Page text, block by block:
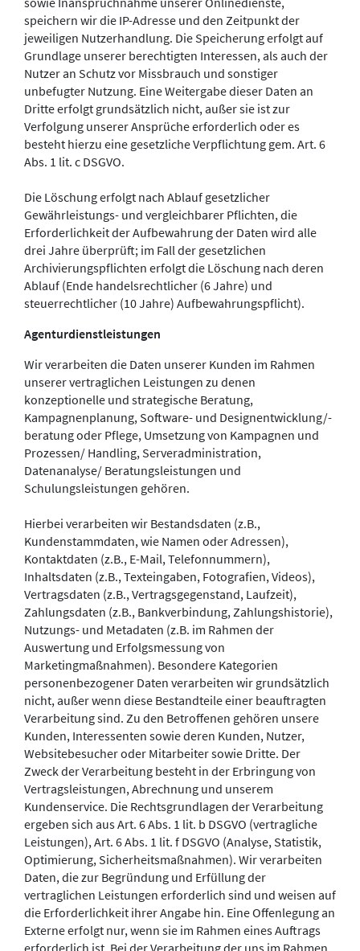
speichern wir die IP-Adresse und den Zeitpunkt der
jeweiligen Nutzerhandlung. Die Speicherung erfolgt auf
Grundlage unserer berechtigten Interessen, als auch der
Nutzer an Schutz vor Missbrauch und sonstiger
unbefugter Nutzung. Eine Weitergabe dieser Daten an
Dritte erfolgt grundsätzlich nicht, außer sie ist zur
Verfolgung unserer Ansprüche erforderlich oder es
besteht hierzu eine gesetzliche Verpflichtung gem. Art. 6
Abs. 1 lit. c DSGVO.
Die Löschung erfolgt nach Ablauf gesetzlicher
Gewährleistungs- und vergleichbarer Pflichten, die
Erforderlichkeit der Aufbewahrung der Daten wird alle
drei Jahre überprüft; im Fall der gesetzlichen
Archivierungspflichten erfolgt die Löschung nach deren
Ablauf (Ende handelsrechtlicher (6 Jahre) und
steuerrechtlicher (10 Jahre) Aufbewahrungspflicht).
Agenturdienstleistungen
Wir verarbeiten die Daten unserer Kunden im Rahmen
unserer vertraglichen Leistungen zu denen
konzeptionelle und strategische Beratung,
Kampagnenplanung, Software- und Designentwicklung/-
beratung oder Pflege, Umsetzung von Kampagnen und
Prozessen/ Handling, Serveradministration,
Datenanalyse/ Beratungsleistungen und
Schulungsleistungen gehören.
Hierbei verarbeiten wir Bestandsdaten (z.B.,
Kundenstammdaten, wie Namen oder Adressen),
Kontaktdaten (z.B., E-Mail, Telefonnummern),
Inhaltsdaten (z.B., Texteingaben, Fotografien, Videos),
Vertragsdaten (z.B., Vertragsgegenstand, Laufzeit),
Zahlungsdaten (z.B., Bankverbindung, Zahlungshistorie),
Nutzungs- und Metadaten (z.B. im Rahmen der
Auswertung und Erfolgsmessung von
Marketingmaßnahmen). Besondere Kategorien
personenbezogener Daten verarbeiten wir grundsätzlich
nicht, außer wenn diese Bestandteile einer beauftragten
Verarbeitung sind. Zu den Betroffenen gehören unsere
Kunden, Interessenten sowie deren Kunden, Nutzer,
Websitebesucher oder Mitarbeiter sowie Dritte. Der
Zweck der Verarbeitung besteht in der Erbringung von
Vertragsleistungen, Abrechnung und unserem
Kundenservice. Die Rechtsgrundlagen der Verarbeitung
ergeben sich aus Art. 6 Abs. 1 lit. b DSGVO (vertragliche
Leistungen), Art. 6 Abs. 1 lit. f DSGVO (Analyse, Statistik,
Optimierung, Sicherheitsmaßnahmen). Wir verarbeiten
Daten, die zur Begründung und Erfüllung der
vertraglichen Leistungen erforderlich sind und weisen auf
die Erforderlichkeit ihrer Angabe hin. Eine Offenlegung an
Externe erfolgt nur, wenn sie im Rahmen eines Auftrags
erforderlich ist. Bei der Verarbeitung der uns im Rahmen